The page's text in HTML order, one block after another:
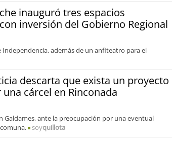
inauguró tres espacios
inversión del Gobierno Regional
además de un anfiteatro para el
descarta que exista un proyecto
cárcel en Rinconada
Galdames, ante la preocupación por una eventual
soyquillota